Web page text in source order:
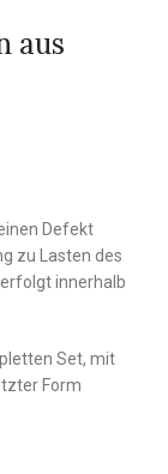
aus
Defekt
zu Lasten des
innerhalb
Set, mit
Form